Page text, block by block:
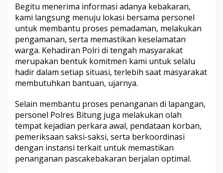
Begitu menerima informasi adanya kebakaran,
kami langsung menuju lokasi bersama personel
untuk membantu proses pemadaman, melakukan
pengamanan, serta memastikan keselamatan
warga. Kehadiran Polri di tengah masyarakat
merupakan bentuk komitmen kami untuk selalu
hadir dalam setiap situasi, terlebih saat masyarakat
membutuhkan bantuan, ujarnya.
Selain membantu proses penanganan di lapangan,
personel Polres Bitung juga melakukan olah
tempat kejadian perkara awal, pendataan korban,
pemeriksaan saksi-saksi, serta berkoordinasi
dengan instansi terkait untuk memastikan
penanganan pascakebakaran berjalan optimal.